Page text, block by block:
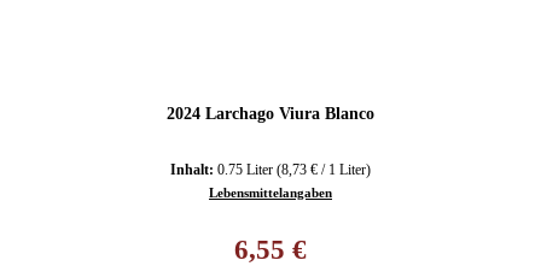
2024 Larchago Viura Blanco
Inhalt: 0.75 Liter (8,73 € / 1 Liter)
Lebensmittelangaben
6,55 €